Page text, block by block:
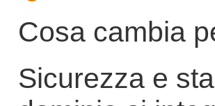
Cosa cambia
Sicurezza e